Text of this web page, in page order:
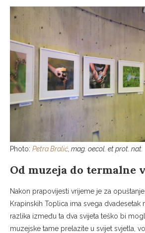
Photo: Petra Bralić , mag. oecol. et prot. nat.
Od muzeja do termalne
Nakon prapovijesti vrijeme je za
Krapinskih Toplica ima svega dvadesetak
razlika između ta dva svijeta teško bi
muzejske tame prelazite u svijet svjetla,